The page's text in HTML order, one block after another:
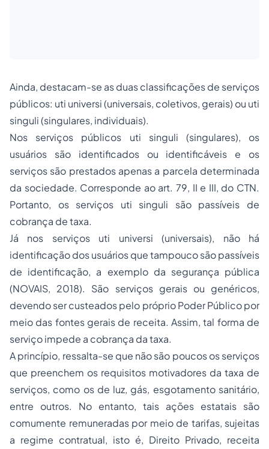
Ainda, destacam-se as duas classificações de serviços
públicos: uti universi(universais, coletivos, gerais) ou uti
singuli(singulares, individuais).
Nos serviços públicos uti singuli (singulares), os
usuários são identificados ou identificáveis e os
serviços são prestados apenas a parcela determinada
da sociedade. Corresponde ao art. 79, II e III, do CTN.
Portanto, os serviços uti singuli são passíveis de
cobrança de taxa.
Já nos serviços uti universi (universais), não há
identificação dos usuários que tampouco são passíveis
de identificação, a exemplo da segurança pública
(NOVAIS, 2018). São serviços gerais ou genéricos,
devendo ser custeados pelo próprio Poder Público por
meio das fontes gerais de receita. Assim, tal forma de
serviço impede a cobrança da taxa.
A princípio, ressalta-se que não são poucos os serviços
que preenchem os requisitos motivadores da taxa de
serviços, como os de luz, gás, esgotamento sanitário,
entre outros. No entanto, tais ações estatais são
comumente remuneradas por meio de tarifas, sujeitas
a regime contratual, isto é, Direito Privado, receita